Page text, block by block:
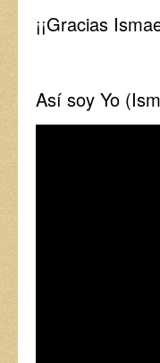
¡¡Gracias
Así soy Yo